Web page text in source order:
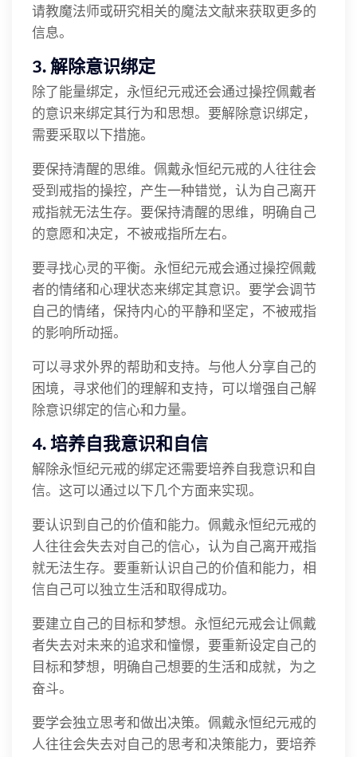
请教魔法师或研究相关的魔法文献来获取更多的
信息。
3. 解除意识绑定
除了能量绑定，永恒纪元戒还会通过操控佩戴者
的意识来绑定其行为和思想。要解除意识绑定，
需要采取以下措施。
要保持清醒的思维。佩戴永恒纪元戒的人往往会
受到戒指的操控，产生一种错觉，认为自己离开
戒指就无法生存。要保持清醒的思维，明确自己
的意愿和决定，不被戒指所左右。
要寻找心灵的平衡。永恒纪元戒会通过操控佩戴
者的情绪和心理状态来绑定其意识。要学会调节
自己的情绪，保持内心的平静和坚定，不被戒指
的影响所动摇。
可以寻求外界的帮助和支持。与他人分享自己的
困境，寻求他们的理解和支持，可以增强自己解
除意识绑定的信心和力量。
4. 培养自我意识和自信
解除永恒纪元戒的绑定还需要培养自我意识和自
信。这可以通过以下几个方面来实现。
要认识到自己的价值和能力。佩戴永恒纪元戒的
人往往会失去对自己的信心，认为自己离开戒指
就无法生存。要重新认识自己的价值和能力，相
信自己可以独立生活和取得成功。
要建立自己的目标和梦想。永恒纪元戒会让佩戴
者失去对未来的追求和憧憬，要重新设定自己的
目标和梦想，明确自己想要的生活和成就，为之
奋斗。
要学会独立思考和做出决策。佩戴永恒纪元戒的
人往往会失去对自己的思考和决策能力，要培养